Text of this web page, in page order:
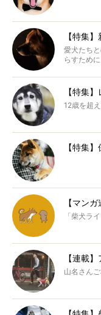
【特集
愛犬たち
らすために
【特集
12歳を超
【特集
【マン
「柴犬ラ
【連載
山名さん